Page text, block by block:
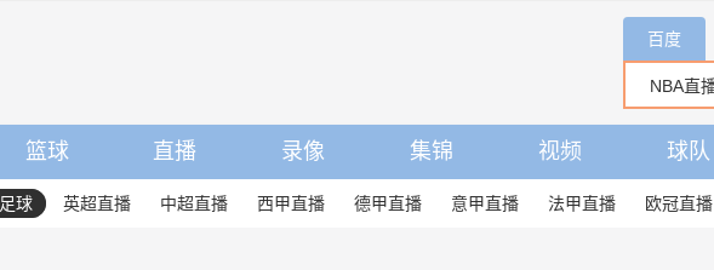
百度
篮球 直播 录像 集锦 视频 球队
足球 英超直播 中超直播 西甲直播 德甲直播 意甲直播 法甲直播 欧冠直播